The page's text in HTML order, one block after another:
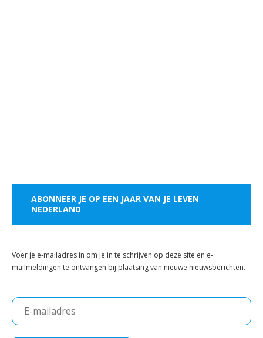
ABONNEER JE OP EEN JAAR VAN JE LEVEN
NEDERLAND
Voer je e-mailadres in om je in te schrijven op deze site en e-
mailmeldingen te ontvangen bij plaatsing van nieuwe nieuwsberichten.
E-
mailadres